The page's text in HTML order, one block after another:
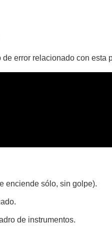
error relacionado con esta
enciende sólo, sin golpe).
de instrumentos.